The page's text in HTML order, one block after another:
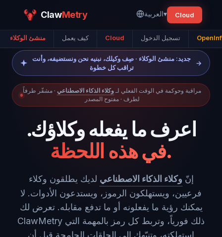
ClawMetry العربية▾ Cloud
منشئ الوكلاء كيف يعمل Cloud تسجيل الدخول
جديد: منشئ الوكلاء · صِف وكيلك، نبنيه نحن ونستضيفه، وأنت
تراقب كل خطوة
→
مراقبة وحوكمة في الوقت الفعلي لـ وكلاء الذكاء الاصطناعي · مشفّر طرفاً
لطرف · مفتوح المصدر
اعرف ما يفعله وكلاؤك.
في هذه اللحظة.
إنّ وكلاء الذكاء الاصطناعي لديك يطلقون وكلاء
فرعيين، ويستهلكون الرموز، ويستدعون الأدوات. لا
يمكنك رؤية ما يفعلونه أو ما تدفع مقابله. تعرض لك
ClawMetry ذلك فورياً، وتربط كل رمز بالمهمة التي
استهلكته، وتنبّهك إلى الحلقات الجامحة قبل أن